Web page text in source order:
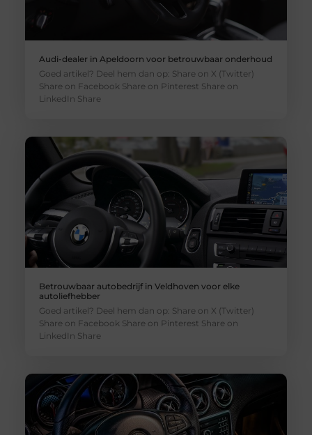
Audi-dealer in Apeldoorn voor betrouwbaar onderhoud
Goed artikel? Deel hem dan op: Share on X (Twitter)
Share on Facebook Share on Pinterest Share on
LinkedIn Share
Betrouwbaar autobedrijf in Veldhoven voor elke
autoliefhebber
Goed artikel? Deel hem dan op: Share on X (Twitter)
Share on Facebook Share on Pinterest Share on
LinkedIn Share